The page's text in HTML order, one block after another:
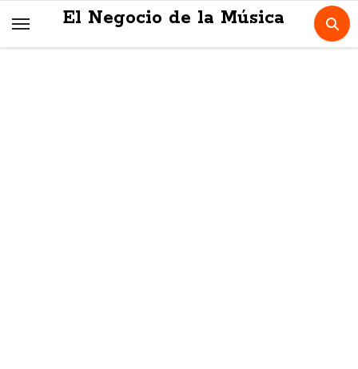
El Negocio de la Música